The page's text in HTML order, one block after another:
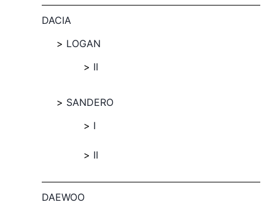
DACIA
LOGAN
II
SANDERO
I
II
DAEWOO